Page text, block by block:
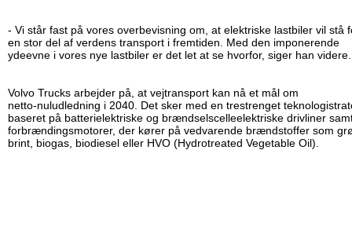
- Vi står fast på vores overbevisning om, at elektriske lastbiler vil stå
en stor del af verdens transport i fremtiden. Med den imponerende
ydeevne i vores nye lastbiler er det let at se hvorfor, siger han videre.
Volvo Trucks arbejder på, at vejtransport kan nå et mål om
netto‑nuludledning i 2040. Det sker med en trestrenget
baseret på batterielektriske og brændselscelleelektriske drivliner
forbrændingsmotorer, der kører på vedvarende brændstoffer som
brint, biogas, biodiesel eller HVO (Hydrotreated Vegetable Oil).